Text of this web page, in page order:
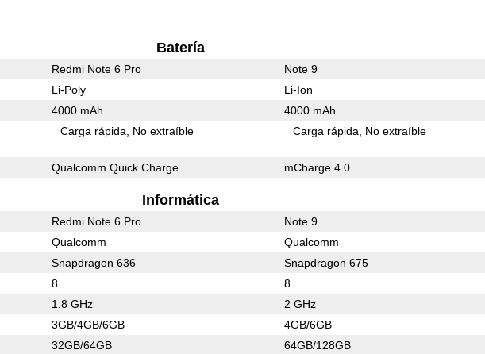
Batería
Redmi Note 6 Pro Note 9
Li-Poly Li-Ion
4000 mAh 4000 mAh
Carga rápida No extraíble Carga rápida No extraíble
Qualcomm Quick Charge mCharge 4.0
Informática
Redmi Note 6 Pro Note 9
Qualcomm Qualcomm
Snapdragon 636 Snapdragon 675
8 8
1.8 GHz 2 GHz
3GB/4GB/6GB 4GB/6GB
32GB/64GB 64GB/128GB